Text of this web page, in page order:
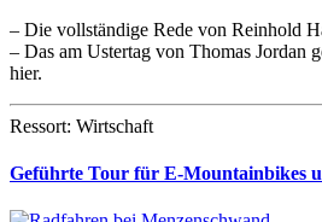
– Die vollständige Rede von Reinhold
– Das am Ustertag von Thomas Jordan
hier.
Ressort: Wirtschaft
Geführte Tour für E-Mountainbikes